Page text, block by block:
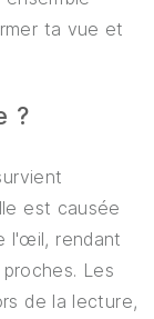
ta vue et
?
est causée
l'œil, rendant
Les
de la lecture,